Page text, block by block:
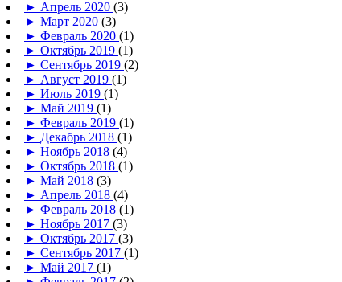
► Апрель 2020 (3)
► Март 2020 (3)
► Февраль 2020 (1)
► Октябрь 2019 (1)
► Сентябрь 2019 (2)
► Август 2019 (1)
► Июль 2019 (1)
► Май 2019 (1)
► Февраль 2019 (1)
► Декабрь 2018 (1)
► Ноябрь 2018 (4)
► Октябрь 2018 (1)
► Май 2018 (3)
► Апрель 2018 (4)
► Февраль 2018 (1)
► Ноябрь 2017 (3)
► Октябрь 2017 (3)
► Сентябрь 2017 (1)
► Май 2017 (1)